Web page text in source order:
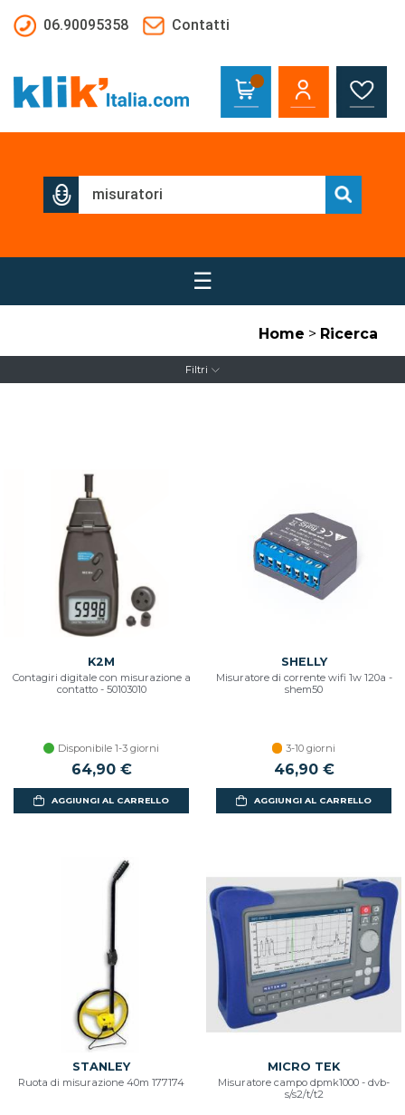
06.90095358
Contatti
☰
Home > Ricerca
Filtri
K2M
Contagiri digitale con misurazione a
contatto - 50103010
Disponibile 1-3 giorni
64,90 €
AGGIUNGI AL CARRELLO
SHELLY
Misuratore di corrente wifi 1w 120a -
shem50
3-10 giorni
46,90 €
AGGIUNGI AL CARRELLO
STANLEY
Ruota di misurazione 40m 177174
MICRO TEK
Misuratore campo dpmk1000 - dvb-
s/s2/t/t2